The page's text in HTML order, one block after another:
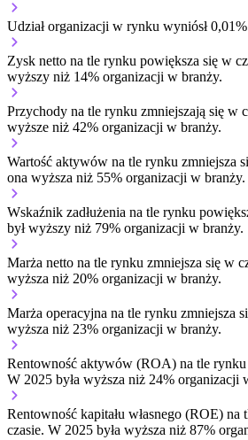
Udział organizacji w rynku wyniósł
Zysk netto na tle rynku powiększa się w
wyższy niż 14% organizacji w branży.
Przychody na tle rynku zmniejszają się w
wyższe niż 42% organizacji w branży.
Wartość aktywów na tle rynku zmniejsza
ona wyższa niż 55% organizacji w branży.
Wskaźnik zadłużenia na tle rynku
był wyższy niż 79% organizacji w branży.
Marża netto na tle rynku zmniejsza się w
wyższa niż 20% organizacji w branży.
Marża operacyjna na tle rynku zmniejsza
wyższa niż 23% organizacji w branży.
Rentowność aktywów (ROA) na tle rynku
W 2025 była wyższa niż 24% organizacji
Rentowność kapitału własnego (ROE) na
czasie. W 2025 była wyższa niż 87%